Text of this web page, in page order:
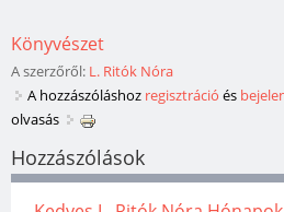
Könyvészet
A szerzőről: L. Ritók Nóra
A hozzászóláshoz regisztráció és
olvasás
Hozzászólások